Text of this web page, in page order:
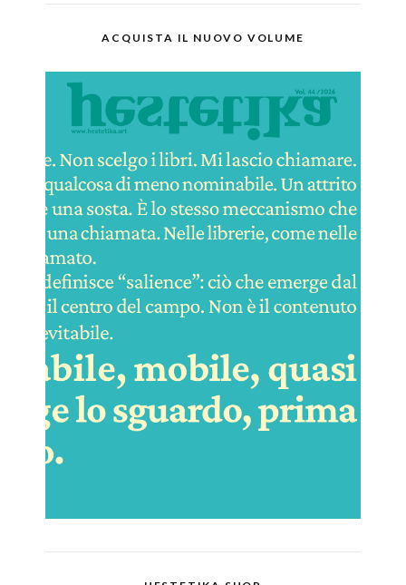
ACQUISTA IL NUOVO VOLUME